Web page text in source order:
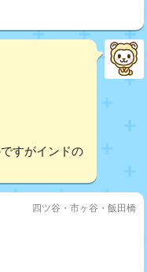
すがインドの
四ツ谷・市ヶ谷・飯田橋